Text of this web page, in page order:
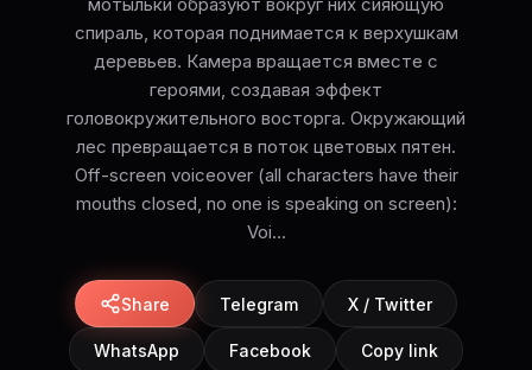
спираль, которая поднимается к верхушкам
деревьев. Камера вращается вместе с
героями, создавая эффект
головокружительного восторга. Окружающий
лес превращается в поток цветовых пятен.
Off-screen voiceover (all characters have their
mouths closed, no one is speaking on screen):
Voi...
Share Telegram X / Twitter
WhatsApp Facebook Copy link